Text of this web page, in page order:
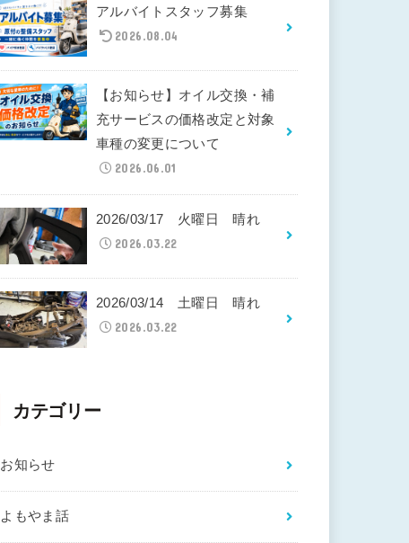
アルバイトスタッフ募集
2026.08.04
【お知らせ】オイル交換・補
充サービスの価格改定と対象
車種の変更について
2026.06.01
2026/03/17 火曜日 晴れ
2026.03.22
2026/03/14 土曜日 晴れ
2026.03.22
カテゴリー
お知らせ
よもやま話